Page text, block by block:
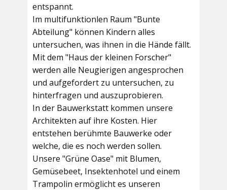
entspannt.
Im multifunktionlen Raum "Bunte
Abteilung" können Kindern alles
untersuchen, was ihnen in die Hände fällt.
Mit dem "Haus der kleinen Forscher"
werden alle Neugierigen angesprochen
und aufgefordert zu untersuchen, zu
hinterfragen und auszuprobieren.
In der Bauwerkstatt kommen unsere
Architekten auf ihre Kosten. Hier
entstehen berühmte Bauwerke oder
welche, die es noch werden sollen.
Unsere "Grüne Oase" mit Blumen,
Gemüsebeet, Insektenhotel und einem
Trampolin ermöglicht es unseren